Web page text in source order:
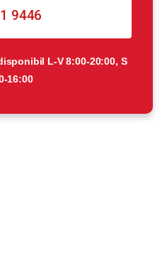
9446
L-V 8:00-20:00, S
16:00